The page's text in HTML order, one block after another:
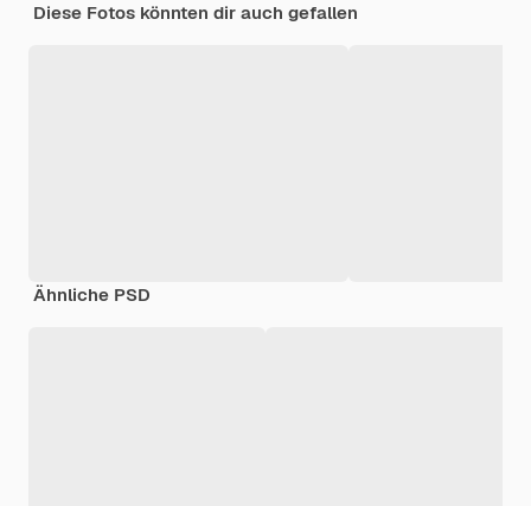
Diese Fotos könnten dir auch gefallen
Ähnliche PSD